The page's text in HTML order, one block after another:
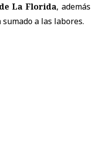
La Florida, además
a las labores.